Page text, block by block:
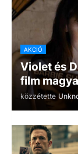
AKCIÓ
Violet és
film
közzétette